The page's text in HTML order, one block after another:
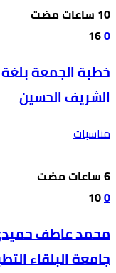
0
16
خطبة الجمعة
الشريف الحسين
مناسبات
0
10
محمد عاطف حميدي
جامعة البلقاء